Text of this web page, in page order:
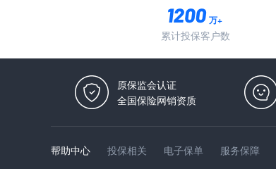
万+
累计投保客户数
原保监会认证
全国保险网销资质
帮助中心 投保相关 电子保单 服务保障